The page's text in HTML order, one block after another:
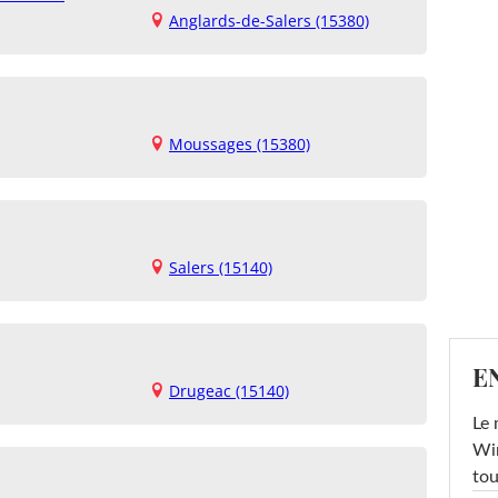
Anglards-de-Salers (15380)
Moussages (15380)
Salers (15140)
Drugeac (15140)
Le